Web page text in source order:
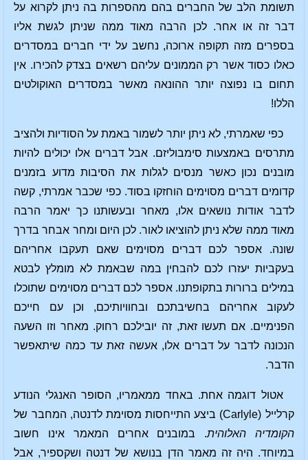
תשומת הלב של החברים בהם מהספרות בה ניתן לקרוא על
דבר זה או אחר. לכן הרבה מאוד ממה שניתן לגשת אליו
בספרים מזה תקופה ארוכה, נחשב על ידי חברים במסדרים
כאלו כסוד אשר רק הממונים עליהם רשאים בצדק להכירו. אין
תחום בו נפוצה יותר ההונאה מאשר במסדרים האוקולטים
הללו!
כפי שאמרתי, לא ניתן יותר לשמור באמת על הסודיות ולהציב
מתרסים באמצעות סימבוליזם. אבל דברים אלו יכולים להיות
מובנים נכון כאשר מנסים לגלות את הסיבות מדוע בזמנים
קדומים דברים מסוימים הוחזקו בסוד. כפי שכבר אמרתי, קשה
לדבר אודות נושאים אלו, מאחר ובעשותנו כך יאמר הרבה
מאוד ממה שלא ניתן להוציאו לאור. לכן היום ומחר אבחר בדרך
שונה. אספר לכם דברים מסוימים שאם תעקבו אחריהם
בעקביות יעזרו לכם להבחין במה שבאמת לא מומלץ לבטא
במילים ברורות בתקופתנו. אספר לכם דברים מסוימים שתוכלו
לעקוב אחריהם בחשיבתכם ובחוויותיכם, וכן עם חייכם
הפנימיים. אם תעשו זאת, זה יובילכם רחוק. מאחר וזו השעה
הנכונה לדבר על דברים אלו, אעשה זאת עד כמה שיתאפשר
הדבר.
אטול דוגמה אחת. באחד ממאמריו, הסופר האנגלי הנודע
קרלייל (Carlyle) ביצע התייחסות מסוימת לדנטה, המחבר של
הקומדיה האלוהית. במובנים אחרים המאמר אינו חשוב
במיוחד. היה זה מאמר הדן בנושא של דנטה ושקספיר, אבל